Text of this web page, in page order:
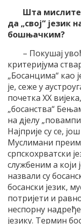
Шта
да „свој“ језик
бошњачким?
– Покушај
критеријума
„Босанцима“ као
је, сеже у
почетка XX
„босанства“
на дјелу
Најприје су се,
Муслимани
српскохрватски
службеним а који
назвали су
босански језик,
потријети и
неспорну
језику. Термин